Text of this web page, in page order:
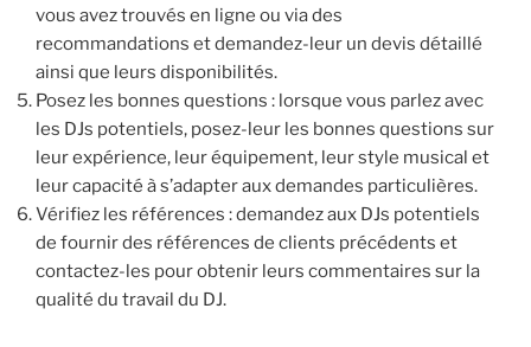
vous avez trouvés en ligne ou via des
recommandations et demandez-leur un devis détaillé
ainsi que leurs disponibilités.
Posez les bonnes questions : lorsque vous parlez avec
les DJs potentiels, posez-leur les bonnes questions sur
leur expérience, leur équipement, leur style musical et
leur capacité à s’adapter aux demandes particulières.
Vérifiez les références : demandez aux DJs potentiels
de fournir des références de clients précédents et
contactez-les pour obtenir leurs commentaires sur la
qualité du travail du DJ.